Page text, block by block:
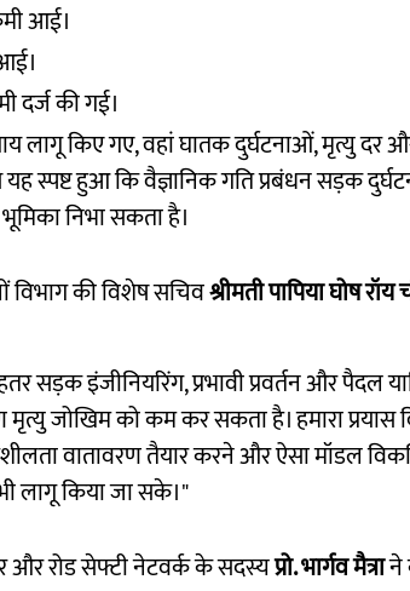
आई।
दर्ज की गई।
लागू किए गए, वहां घातक दुर्घटनाओं, मृत्यु दर
स्पष्ट हुआ कि वैज्ञानिक गति प्रबंधन सड़क
निभा सकता है।
विभाग की विशेष सचिवश्रीमती पापिया घोष रॉय
सड़क इंजीनियरिंग, प्रभावी प्रवर्तन और पैदल
जोखिम को कम कर सकता है। हमारा
वातावरण तैयार करने और ऐसा मॉडल
लागू किया जा सके।"
और रोड सेफ्टी नेटवर्क के सदस्यप्रो. भार्गव मैत्राने